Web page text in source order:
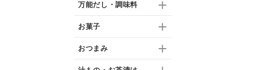
万能だし・調味料
お菓子
おつまみ